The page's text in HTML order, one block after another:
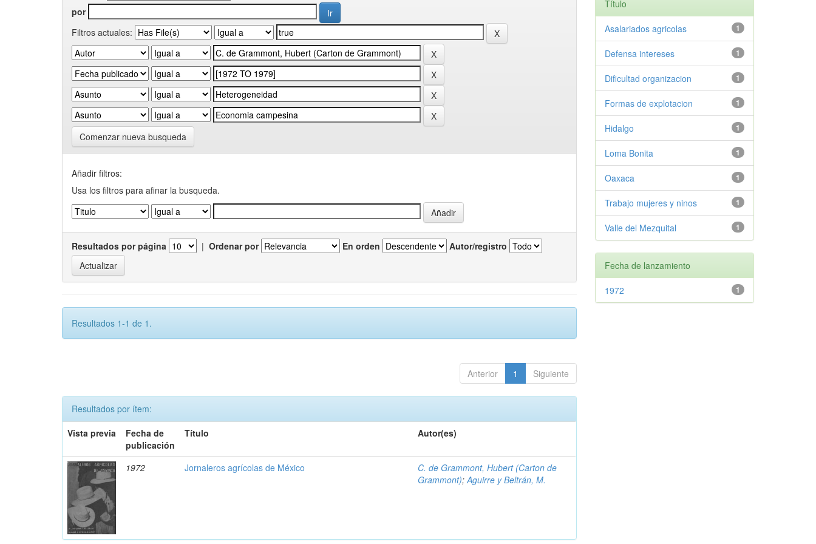
por
Filtros actuales:
Comenzar nueva busqueda
Añadir filtros:
Usa los filtros para afinar la busqueda.
Resultados por página | Ordenar por En orden Autor/registro
Resultados 1-1 de 1.
Anterior 1 Siguiente
Resultados por ítem:
Vista previa
Fecha de
publicación
Título Autor(es)
1972 Jornaleros agrícolas de México
C. de Grammont, Hubert (Carton de
Grammont);Aguirre y Beltrán, M.
Título
1
Asalariados agricolas
1
Defensa intereses
1
Dificultad organizacion
1
Formas de explotacion
1
Hidalgo
1
Loma Bonita
1
Oaxaca
1
Trabajo mujeres y ninos
1
Valle del Mezquital
Fecha de lanzamiento
1
1972